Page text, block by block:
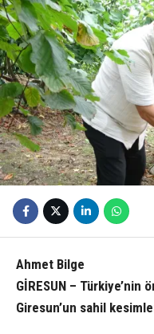
Ahmet Bilge
GİRESUN – Türkiye’nin
Giresun’un sahil